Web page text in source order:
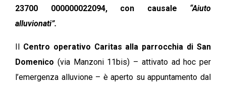
23700 000000022094, con causale “Aiuto
alluvionati”.
Centro operativo Caritas alla parrocchia di San
Domenico (via Manzoni 11bis) – attivato ad hoc per
l’emergenza alluvione – è aperto su appuntamento dal